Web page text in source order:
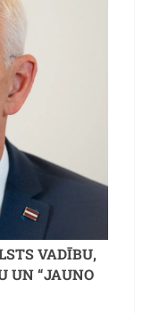
VADĪBU,
UN “JAUNO